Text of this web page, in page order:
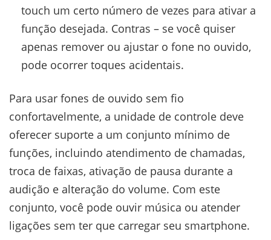
touch um certo número de vezes para ativar a
função desejada. Contras – se você quiser
apenas remover ou ajustar o fone no ouvido,
pode ocorrer toques acidentais.
Para usar fones de ouvido sem fio
confortavelmente, a unidade de controle deve
oferecer suporte a um conjunto mínimo de
funções, incluindo atendimento de chamadas,
troca de faixas, ativação de pausa durante a
audição e alteração do volume. Com este
conjunto, você pode ouvir música ou atender
ligações sem ter que carregar seu smartphone.